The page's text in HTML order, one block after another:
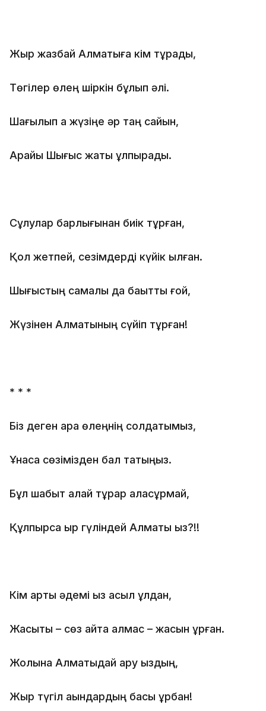
Жыр жазбай Алматыға кім тұрады,
Төгілер өлең шіркін бұлқып әлі.
Шағылып ақ жүзіңе әр таң сайын,
Арайы Шығыс жақты құлпырады.
Сұлулар барлығынан биік тұрған,
Қол жетпей, сезімдерді күйік қылған.
Шығыстың самалы да бақытты ғой,
Жүзінен Алматының сүйіп тұрған!
* * *
Біз деген қара өлеңнің солдатымыз,
Ұнаса сөзімізден бал татыңыз.
Бұл шабыт қалай тұрар аласұрмай,
Құлпырса қыр гүліндей Алматы қыз?!!
Кім артық әдемі қыз асыл ұлдан,
Жасықты – сөз айта алмас – жасын ұрған.
Жолына Алматыдай ару қыздың,
Жыр түгіл ақындардың басы құрбан!